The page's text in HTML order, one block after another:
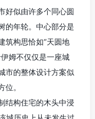
好似由许多个同心圆
的年轮。中心部分是
筑构思恰如“天圆地
姆不仅仅是一座城
市的整体设计方案似
。
结构住宅的木头中浸